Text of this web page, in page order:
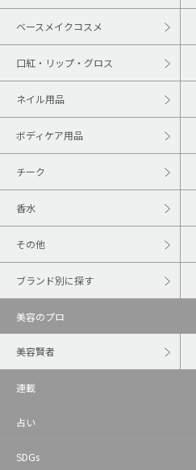
ベースメイクコスメ
口紅・リップ・グロス
ネイル用品
ボディケア用品
チーク
香水
その他
ブランド別に探す
美容のプロ
美容賢者
連載
占い
SDGs